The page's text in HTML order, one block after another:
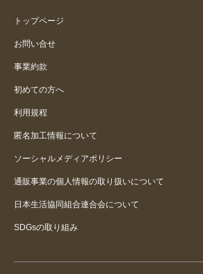
トップページ
お問い合せ
事業約款
初めての方へ
利用規程
匿名加工情報について
ソーシャルメディアポリシー
通販事業の個人情報の取り扱いについて
日本生活協同組合連合会について
SDGsの取り組み